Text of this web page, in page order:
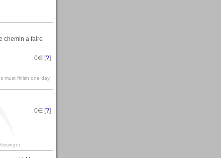
chemin a faire
0∈ [?]
must finish one day
0∈ [?]